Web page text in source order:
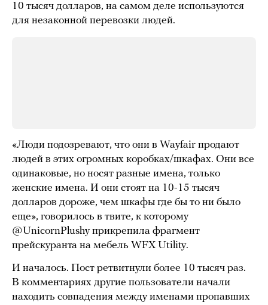
10 тысяч долларов, на самом деле используются
для незаконной перевозки людей.
«Люди подозревают, что они в Wayfair продают
людей в этих огромных коробках/шкафах. Они все
одинаковые, но носят разные имена, только
женские имена. И они стоят на 10-15 тысяч
долларов дороже, чем шкафы где бы то ни было
еще», говорилось в твите, к которому
@UnicornPlushy прикрепила фрагмент
прейскуранта на мебель WFX Utility.
И началось. Пост ретвитнули более 10 тысяч раз.
В комментариях другие пользователи начали
находить совпадения между именами пропавших